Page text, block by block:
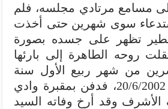
مسامع مرتادي مجلسه، فلم
سوى شهرين حتى أخذت
تظهر على جسده بصورة
روحه الطاهرة إلى بارئها
من شهر ربيع الأول سنة
1422هـ المصادف 20/6/2002، فدفن بمقبرة وادي
الأشرف وقد أرخ وفاته السيد